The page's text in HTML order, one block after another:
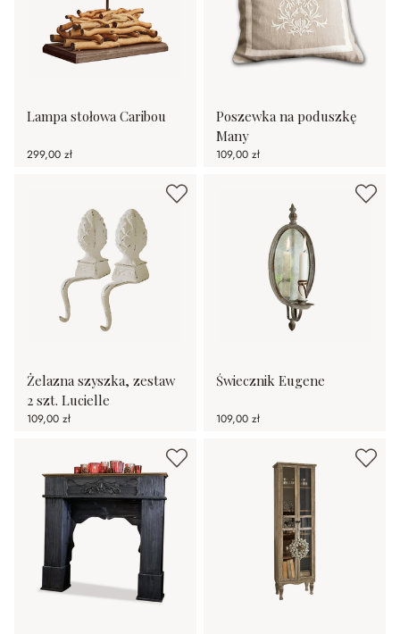
Lampa stołowa Caribou
299,00 zł
Poszewka na poduszkę
Many
109,00 zł
Żelazna szyszka, zestaw
2 szt. Lucielle
109,00 zł
Świecznik Eugene
109,00 zł